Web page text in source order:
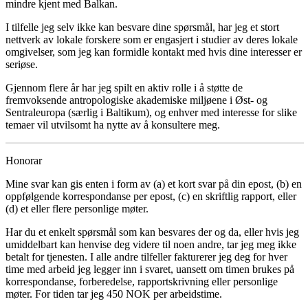
mindre kjent med Balkan.
I tilfelle jeg selv ikke kan besvare dine spørsmål, har jeg et stort
nettverk av lokale forskere som er engasjert i studier av deres lokale
omgivelser, som jeg kan formidle kontakt med hvis dine interesser er
seriøse.
Gjennom flere år har jeg spilt en aktiv rolle i å støtte de
fremvoksende antropologiske akademiske miljøene i Øst- og
Sentraleuropa (særlig i Baltikum), og enhver med interesse for slike
temaer vil utvilsomt ha nytte av å konsultere meg.
Honorar
Mine svar kan gis enten i form av (a) et kort svar på din epost, (b) en
oppfølgende korrespondanse per epost, (c) en skriftlig rapport, eller
(d) et eller flere personlige møter.
Har du et enkelt spørsmål som kan besvares der og da, eller hvis jeg
umiddelbart kan henvise deg videre til noen andre, tar jeg meg ikke
betalt for tjenesten. I alle andre tilfeller fakturerer jeg deg for hver
time med arbeid jeg legger inn i svaret, uansett om timen brukes på
korrespondanse, forberedelse, rapportskrivning eller personlige
møter. For tiden tar jeg 450 NOK per arbeidstime.